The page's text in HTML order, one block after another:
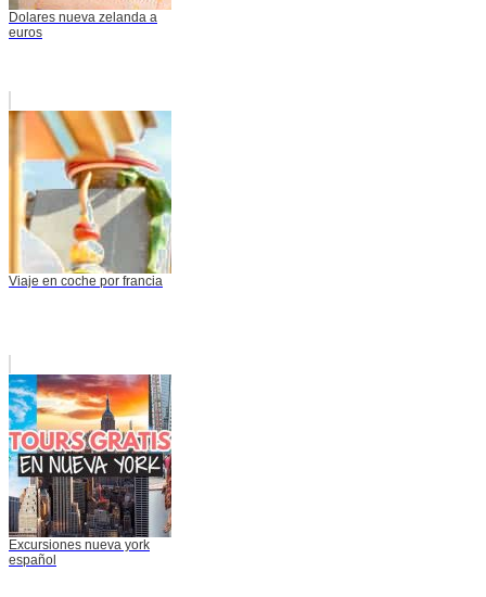
Dolares nueva zelanda a
euros
Viaje en coche por francia
Excursiones nueva york
español